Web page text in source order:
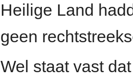
Heilige Land
geen
Wel staat vast